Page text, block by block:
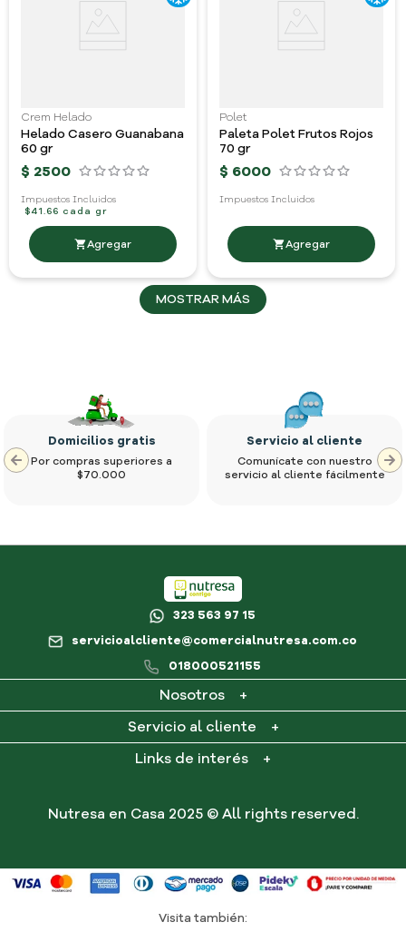
Crem Helado
Helado Casero Guanabana
60 gr
$ 2500
Impuestos Incluidos
$41.66 cada gr
Polet
Paleta Polet Frutos Rojos
70 gr
$ 6000
Impuestos Incluidos
MOSTRAR MÁS
Domicilios gratis
Por compras superiores a
$70.000
Servicio al cliente
Comunícate con nuestro
servicio al cliente fácilmente
323 563 97 15
servicioalcliente@comercialnutresa.com.co
018000521155
Nosotros
+
¿Qué es Nutresa en casa?
Contacto
Servicio al cliente
+
Mi cuenta
Links de interés
+
Términos y condiciones
Autorización de tratamiento de datos personales
Nutresa en Casa 2025 © All rights reserved.
Visita también: